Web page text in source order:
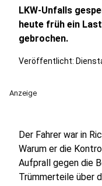
LKW-Unfalls
heute früh ein
gebrochen.
Veröffentlicht:
Anzeige
Der Fahrer war in
Warum er die
Aufprall gegen die
Trümmerteile über